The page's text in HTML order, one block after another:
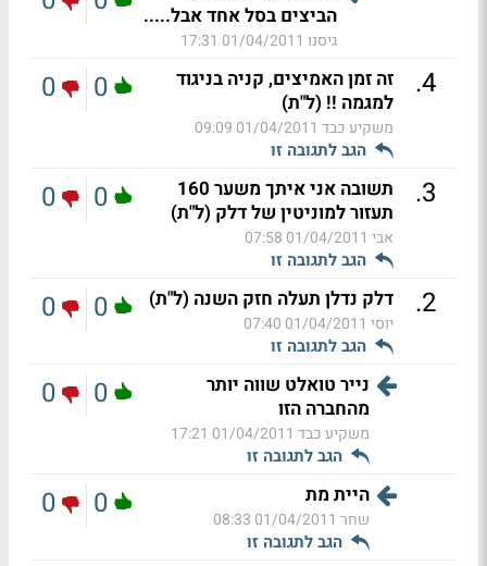
הביצים בסל אחד אבל.....
גיסנו 01/04/2011 17:31
4
.
זה זמן האמיצים, קניה בניגוד
למגמה !! (ל"ת)
משקיע כבד 01/04/2011 09:09
הגב לתגובה זו
0
0
3
.
תשובה אני איתך משער 160
תעזור למוניטין של דלק (ל"ת)
אבי 01/04/2011 07:58
הגב לתגובה זו
0
0
2
. דלק נדלן תעלה חזק השנה (ל"ת)
יוסי 01/04/2011 07:40
הגב לתגובה זו
0
0
נייר טואלט שווה יותר
מהחברה הזו
משקיע כבד 01/04/2011 17:21
הגב לתגובה זו
0
0
היית מת
שחר 01/04/2011 08:33
הגב לתגובה זו
0
0